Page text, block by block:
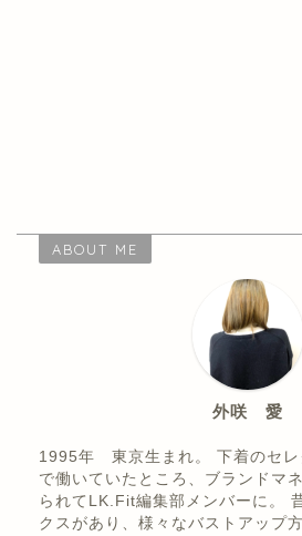
ABOUT ME
外咲 愛
1995年 東京生まれ。 下着のセレ
で働いていたところ、ブランドマ
られてLK.Fit編集部メンバーに。
クスがあり、様々なバストアップ